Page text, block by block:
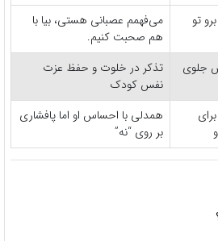
تو
می‌فهمم عصبانی هستی، بیا با
هم صحبت کنیم.
جلوی
تذکر در خلوت و حفظ عزت
نفس کودک
همدلی با احساس او اما پافشاری
بر روی “نه”